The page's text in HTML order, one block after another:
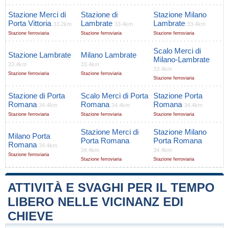
Stazione Merci di
Porta Vittoria 33.2km
Stazione ferroviaria
Stazione di
Lambrate 33.4km
Stazione ferroviaria
Stazione Milano
Lambrate 33.4km
Stazione ferroviaria
Stazione Lambrate
33.4km
Stazione ferroviaria
Milano Lambrate
33.4km
Stazione ferroviaria
Scalo Merci di
Milano-Lambrate
33.4km
Stazione ferroviaria
Stazione di Porta
Romana 34.4km
Stazione ferroviaria
Scalo Merci di Porta
Romana 34.4km
Stazione ferroviaria
Stazione Porta
Romana 34.4km
Stazione ferroviaria
Milano Porta
Romana 34.4km
Stazione ferroviaria
Stazione Merci di
Porta Romana
34.4km
Stazione ferroviaria
Stazione Milano
Porta Romana
34.4km
Stazione ferroviaria
ATTIVITÀ E SVAGHI PER IL TEMPO
LIBERO NELLE VICINANZ EDI
CHIEVE